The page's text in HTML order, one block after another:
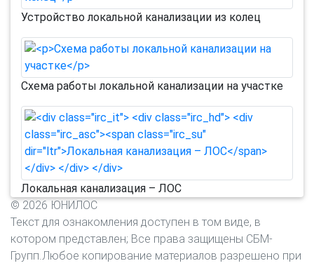
Устройство локальной канализации из колец
Схема работы локальной канализации на участке
Локальная канализация – ЛОС
© 2026 ЮНИЛОС
Текст для ознакомления доступен в том виде, в
котором представлен; Все права защищены СБМ-
Групп.Любое копирование материалов разрешено при